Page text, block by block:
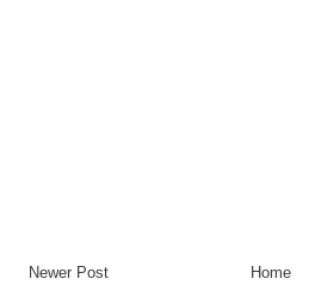
Newer Post Home